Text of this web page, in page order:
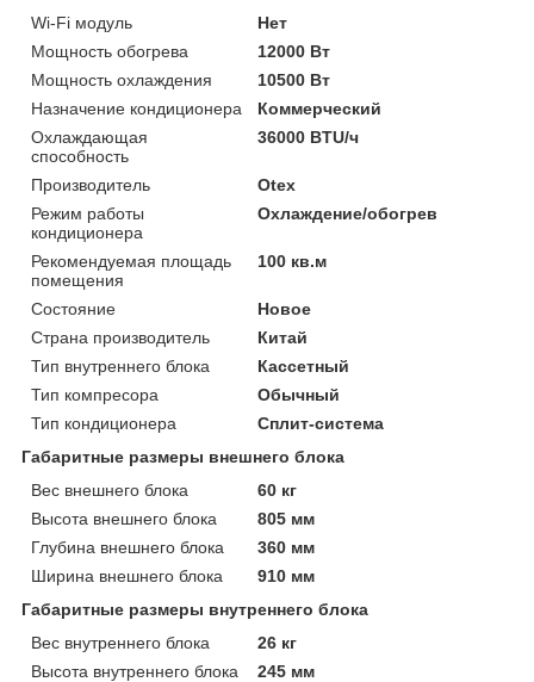
Wi-Fi модуль
Нет
Мощность обогрева
12000 Вт
Мощность охлаждения
10500 Вт
Назначение кондиционера
Коммерческий
Охлаждающая
способность
36000 BTU/ч
Производитель
Otex
Режим работы
кондиционера
Охлаждение/обогрев
Рекомендуемая площадь
помещения
100 кв.м
Состояние
Новое
Страна производитель
Китай
Тип внутреннего блока
Кассетный
Тип компресора
Обычный
Тип кондиционера
Сплит-система
Габаритные размеры внешнего блока
Вес внешнего блока
60 кг
Высота внешнего блока
805 мм
Глубина внешнего блока
360 мм
Ширина внешнего блока
910 мм
Габаритные размеры внутреннего блока
Вес внутреннего блока
26 кг
Высота внутреннего блока
245 мм